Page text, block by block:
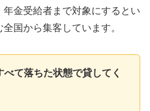
年金受給者まで対象にするとい
国から集客しています。
べて落ちた状態で貸してく